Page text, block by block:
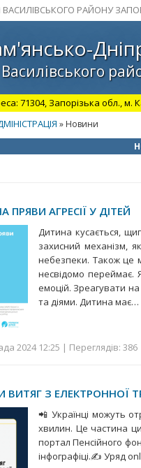
РАЙОНУ
Василівського
71304, Запорізька обл., м.
» Новини
ПРЯВИ АГРЕСІЇ У ДІТЕЙ
Дитина кусається,
захисний механізм,
небезпеки. Також це
несвідомо переймає.
емоцій. Зреагувати
та діями. Дитина має…
2024 12:25 | Переглядів: 386
ВИТЯГ З ЕЛЕКТРОННОЇ
📲 Українці можуть
хвилин. Це частина
портал Пенсійного
інфографіці.✍️ Уряд